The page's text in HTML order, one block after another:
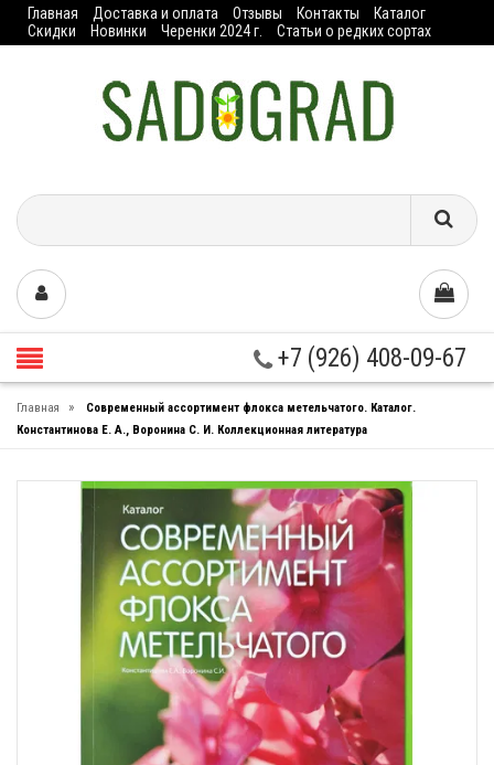
Главная Доставка и оплата Отзывы Контакты
Каталог
Скидки
Новинки Черенки 2024 г. Статьи о редких сортах
+7 (926) 408-09-67
Главная »
Современный ассортимент флокса метельчатого. Каталог.
Константинова Е. А., Воронина С. И. Коллекционная литература